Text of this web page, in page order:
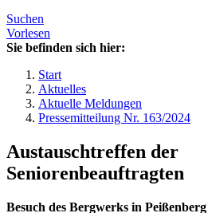
Suchen
Vorlesen
Sie befinden sich hier:
Start
Aktuelles
Aktuelle Meldungen
Pressemitteilung Nr. 163/2024
Austauschtreffen der
Seniorenbeauftragten
Besuch des Bergwerks in